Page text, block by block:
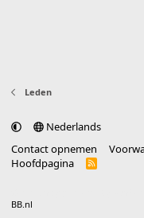
Leden
Nederlands
Contact opnemen
Hoofdpagina
R
BB.nl